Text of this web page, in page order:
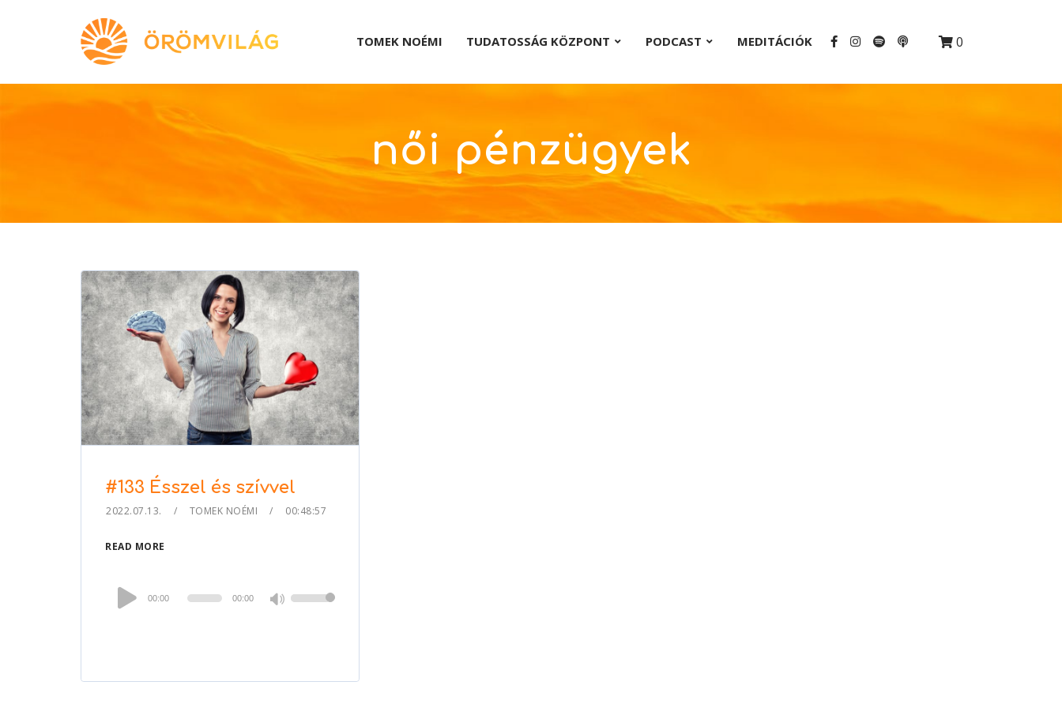
0
TOMEK NOÉMI TUDATOSSÁG KÖZPONT PODCAST MEDITÁCIÓK
női pénzügyek
#133 Ésszel és szívvel
2022.07.13. TOMEK NOÉMI 00:48:57
READ MORE
Audio
Player
00:00 00:00
Use
to